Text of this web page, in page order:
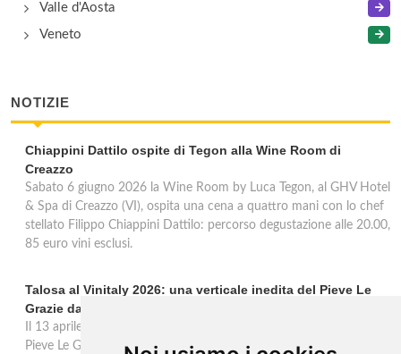
Valle d'Aosta
Veneto
NOTIZIE
Chiappini Dattilo ospite di Tegon alla Wine Room di
Creazzo
Sabato 6 giugno 2026 la Wine Room by Luca Tegon, al GHV Hotel
& Spa di Creazzo (VI), ospita una cena a quattro mani con lo chef
stellato Filippo Chiappini Dattilo: percorso degustazione alle 20.00,
85 euro vini esclusi.
Talosa al Vinitaly 2026: una verticale inedita del Pieve Le
Grazie dal 2016 al 2020
Il 13 aprile 2026 al Vinitaly, Talosa presenta la verticale inedita del
Pieve Le Grazie: cinque annate dal 2016 al 2020 del Nobile di